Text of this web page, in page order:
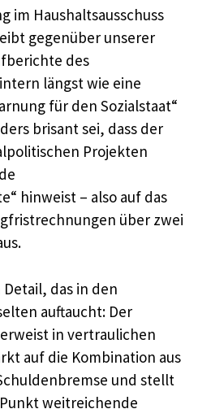
im Haushaltsausschuss
gegenüber unserer
des
längst wie eine
für den Sozialstaat“
brisant sei, dass der
Projekten
hinweist – also auf das
über zwei
das in den
auftaucht: Der
in vertraulichen
auf die Kombination aus
und stellt
weitreichende